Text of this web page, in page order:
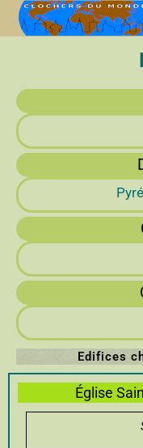
Edifices
Église